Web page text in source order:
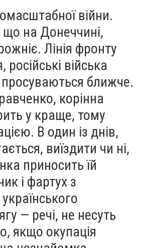
війни.
що на Донеччині,
Лінія фронту
війська
просуваються ближче.
корінна
у краще, тому
В один із днів,
виїздити чи ні,
приносить їй
і фартух з
— речі, не несуть
якщо окупація